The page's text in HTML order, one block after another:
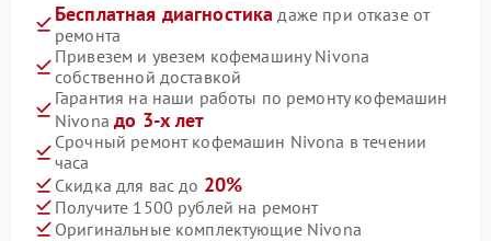
Бесплатная диагностика даже при отказе от
ремонта
Привезем и увезем кофемашину Nivona
собственной доставкой
Гарантия на наши работы по ремонту кофемашин
Nivonaдо 3-х лет
Срочный ремонт кофемашин Nivona в течении
часа
Скидка для вас до 20%
Получите 1500 рублей на ремонт
Оригинальные комплектующие Nivona